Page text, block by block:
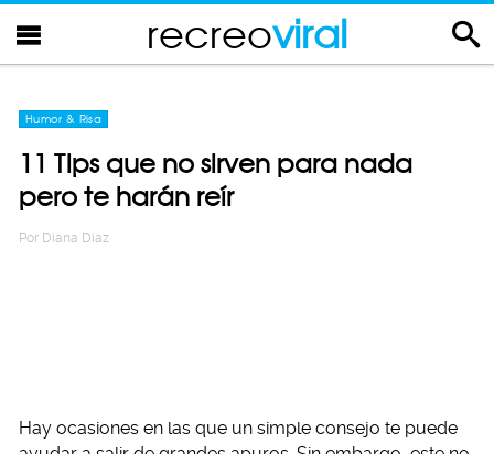
recreoviral
Humor & Risa
11 Tips que no sirven para nada
pero te harán reír
Por Diana Diaz
Hay ocasiones en las que un simple consejo te puede